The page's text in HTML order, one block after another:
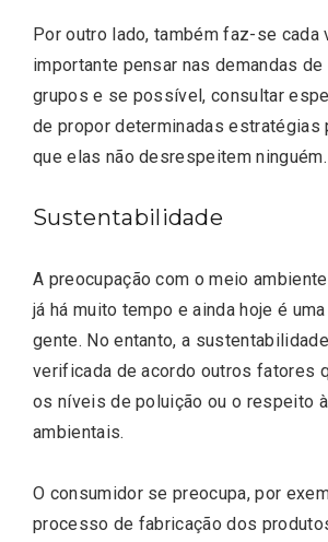
Por outro lado, também faz-se cada
importante pensar nas demandas
grupos e se possível, consultar
de propor determinadas estratégias
que elas não desrespeitem ninguém.
Sustentabilidade
A preocupação com o meio
já há muito tempo e ainda hoje é
gente. No entanto, a
verificada de acordo outros fatores
os níveis de poluição ou o respeito
ambientais.
O consumidor se preocupa, por
processo de fabricação dos